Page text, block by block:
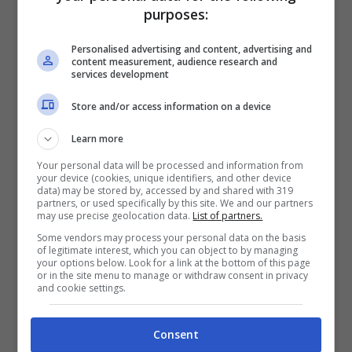
Lillo nelle vesti di “Posaman” e Maccio Capatonda
(Youtube)
Il regalo è servito.Che stiate già
fremendo, o centellinando le puntate per
non far finire subito un programma molto
atteso, Prime Video ha già in serbo una
sorpresa molto gustosa.Il 7 marzo infatti
uscirà la puntata bonus di Lol 2.Con
molta probabilità l’orario sarà identico a
purposes:
Personalised advertising and content, advertising and
content measurement, audience research and
services development
Store and/or access information on a device
Learn more
Your personal data will be processed and information from
your device (cookies, unique identifiers, and other device
data) may be stored by, accessed by and shared with 319
partners, or used specifically by this site. We and our partners
may use precise geolocation data. List of partners.
Some vendors may process your personal data on the basis
of legitimate interest, which you can object to by managing
your options below. Look for a link at the bottom of this page
or in the site menu to manage or withdraw consent in privacy
and cookie settings.
Consent